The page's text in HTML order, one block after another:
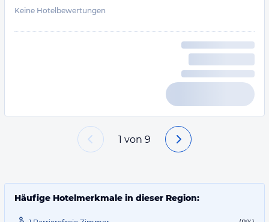
Keine Hotelbewertungen
1 von 9
Häufige Hotelmerkmale in dieser Region: